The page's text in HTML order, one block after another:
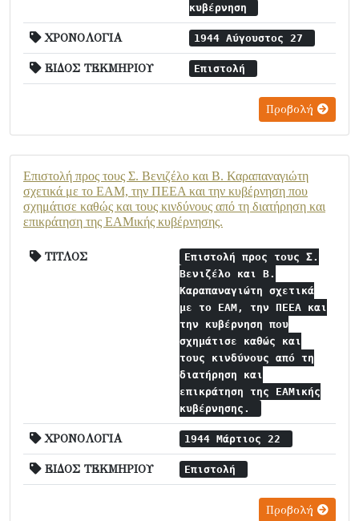
κυβέρνηση
ΧΡΟΝΟΛΟΓΙΑ 1944 Αύγουστος 27
ΕΙΔΟΣ ΤΕΚΜΗΡΙΟΥ Επιστολή
Προβολή
Επιστολή προς τους Σ. Βενιζέλο και Β. Καραπαναγιώτη
σχετικά με το ΕΑΜ, την ΠΕΕΑ και την κυβέρνηση που
σχημάτισε καθώς και τους κινδύνους από τη διατήρηση και
επικράτηση της ΕΑΜικής κυβέρνησης.
ΤΙΤΛΟΣ
Επιστολή προς τους Σ.
Βενιζέλο και Β.
Καραπαναγιώτη σχετικά
με το ΕΑΜ, την ΠΕΕΑ και
την κυβέρνηση που
σχημάτισε καθώς και
τους κινδύνους από τη
διατήρηση και
επικράτηση της ΕΑΜικής
κυβέρνησης.
ΧΡΟΝΟΛΟΓΙΑ 1944 Μάρτιος 22
ΕΙΔΟΣ ΤΕΚΜΗΡΙΟΥ Επιστολή
Προβολή